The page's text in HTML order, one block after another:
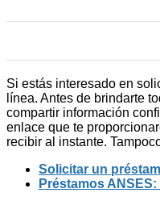
Si estás interesado en
línea. Antes de brindarte
compartir información
enlace que te
recibir al instante.
Solicitar un
Préstamos